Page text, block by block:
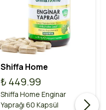
Shiffa Home
₺ 449.99
Shiffa Home Enginar
Yaprağı 60 Kapsül